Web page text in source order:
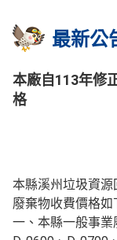
最新公
本廠自113年修
格
本縣溪州垃圾資
廢棄物收費價格如
一、本縣一般事業